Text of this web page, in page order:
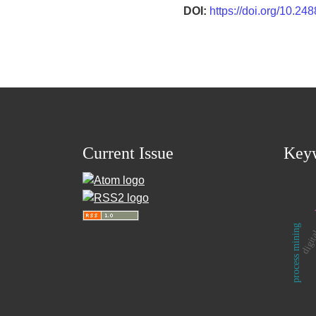
DOI: https://doi.org/
Current Issue
process mining